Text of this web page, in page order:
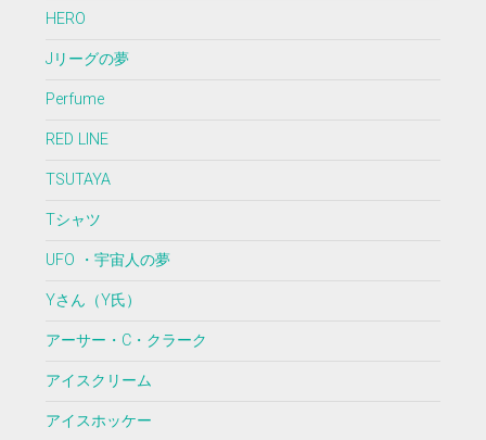
HERO
Jリーグの夢
Perfume
RED LINE
TSUTAYA
Tシャツ
UFO ・宇宙人の夢
Yさん（Y氏）
アーサー・C・クラーク
アイスクリーム
アイスホッケー